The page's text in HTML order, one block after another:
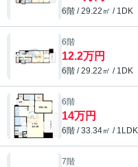
6階 / 29.22㎡ / 1DK
6階
12.2万円
6階 / 29.22㎡ / 1DK
6階
14万円
6階 / 33.34㎡ / 1LDK
7階